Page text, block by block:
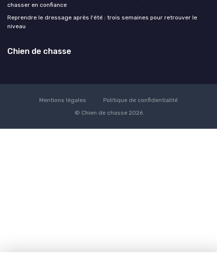
chasser en confiance
Reprendre le dressage après l'été : trois semaines pour retrouver le
niveau
Chien de chasse
Mentions légales
Politique de confidentialité
© Chien de chasse 2026